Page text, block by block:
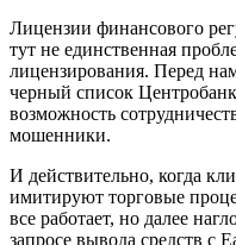
Лицензии финансового
тут не единственная
лицензирования. Перед
черный список
возможность
мошенники.
И действительно, когда
имитируют торговые
все работает, но далее
запросе вывода средств с